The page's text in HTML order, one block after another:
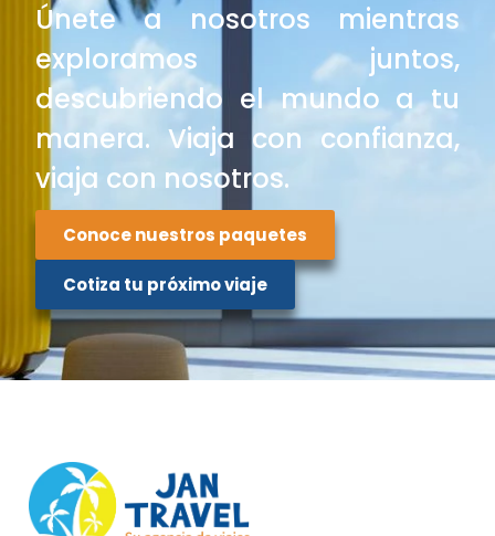
Únete a nosotros mientras
exploramos juntos,
descubriendo el mundo a tu
manera. Viaja con confianza,
viaja con nosotros.
Conoce nuestros paquetes
Cotiza tu próximo viaje